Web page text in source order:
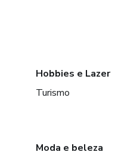
Hobbies e Lazer
Turismo
Moda e beleza